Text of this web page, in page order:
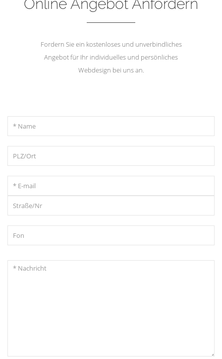
Online Angebot Anfordern
Fordern Sie ein kostenloses und unverbindliches
Angebot für Ihr individuelles und persönliches
Webdesign bei uns an.